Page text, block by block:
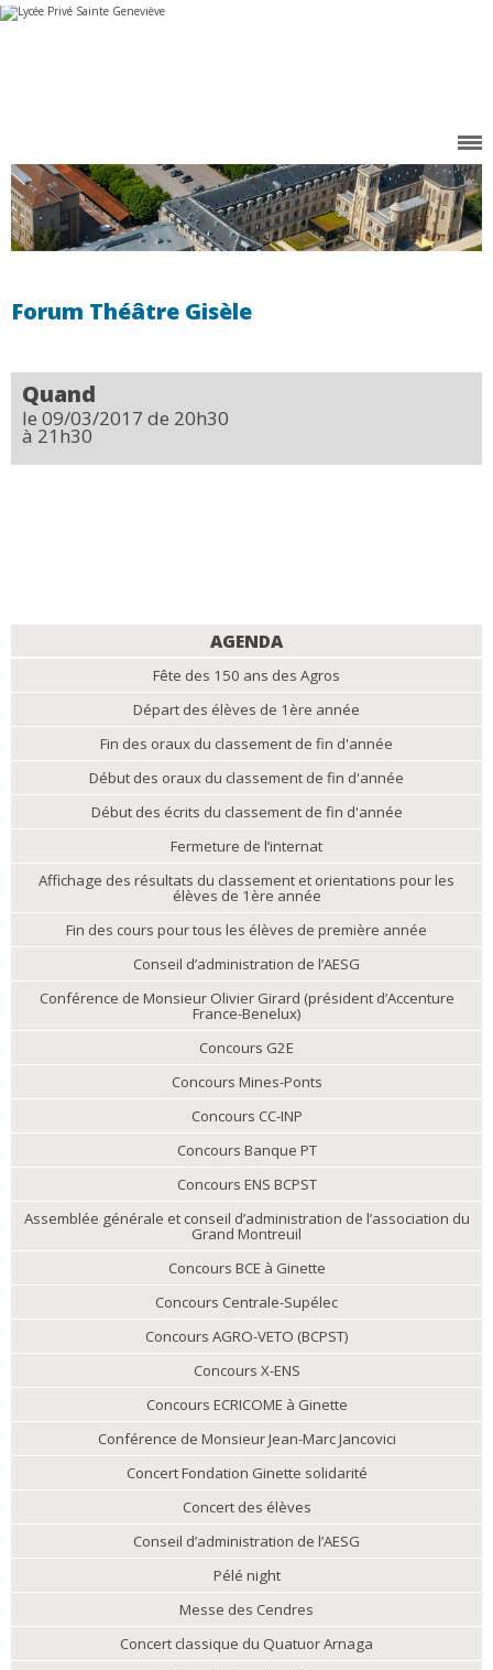
Aller
au
Outils
personnels
Forum Théâtre Gisèle
Quand
le 09/03/2017 de 20h30
à 21h30
AGENDA
Fête des 150 ans des Agros
Départ des élèves de 1ère année
Fin des oraux du classement de fin d'année
Début des oraux du classement de fin d'année
Début des écrits du classement de fin d'année
Fermeture de l’internat
Affichage des résultats du classement et orientations pour les
élèves de 1ère année
Fin des cours pour tous les élèves de première année
Conseil d’administration de l’AESG
Conférence de Monsieur Olivier Girard (président d’Accenture
France-Benelux)
Concours G2E
Concours Mines-Ponts
Concours CC-INP
Concours Banque PT
Concours ENS BCPST
Assemblée générale et conseil d’administration de l’association du
Grand Montreuil
Concours BCE à Ginette
Concours Centrale-Supélec
Concours AGRO-VETO (BCPST)
Concours X-ENS
Concours ECRICOME à Ginette
Conférence de Monsieur Jean-Marc Jancovici
Concert Fondation Ginette solidarité
Concert des élèves
Conseil d’administration de l’AESG
Pélé night
Messe des Cendres
Concert classique du Quatuor Arnaga